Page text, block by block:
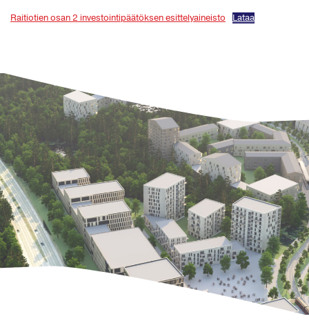
Raitiotien osan 2 investointipäätöksen esittelyaineisto Lataa